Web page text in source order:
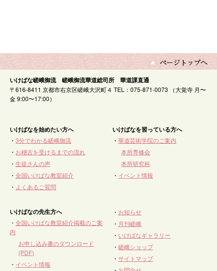
いけばな嵯峨御流 嵯峨御流華道総司所 華道課直通
〒616-8411 京都市右京区嵯峨大沢町４ TEL：075-871-0073 （大覚寺 月〜
金 9:00〜17:00）
いけばなを始めたい方へ
・ 3分でわかる嵯峨御流
・ お稽古を受けるまでの流れ
・ 生徒さんの声
・ 全国いけばな教室紹介
・ よくあるご質問
いけばなを習っている方へ
・華道芸術学院のご案内
本所専修会
本所研究科
・ イベント情報
いけばなの先生方へ
・ 全国いけばな教室紹介掲載のご案
内
お申し込み書のダウンロード
(PDF)
・ イベント情報
・ お知らせ
・ 月刊嵯峨
・ いけばなギャラリー
・嵯峨ショップ
・サイトマップ